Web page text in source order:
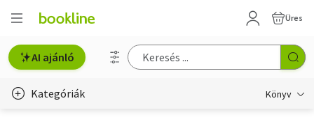
Üres
AI ajánló
Kategóriák Könyv